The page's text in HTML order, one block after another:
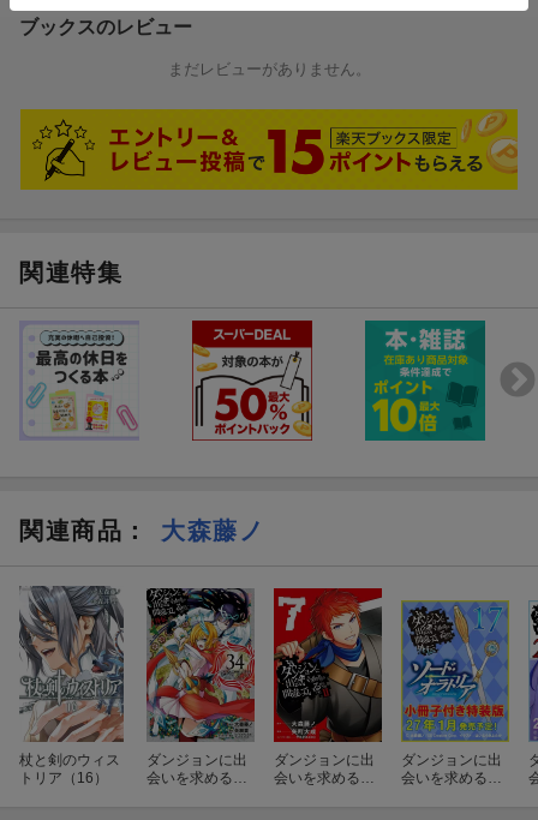
ブックスのレビュー
まだレビューがありません。
関連特集
関連商品 ： 大森藤ノ
杖と剣のウィス
トリア（16）
ダンジョンに出
会いを求めるの
ダンジョンに出
会いを求めるの
ダンジョンに出
会いを求めるの